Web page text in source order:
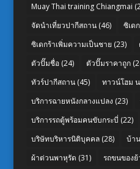
Muay Thai training Chiangmai
จัดนำเที่ยวปากีสถาน(46) ซิเด
ซิเดกร้าเพิ่มความเป็นชาย (23)
ตัวปั๊มชื่อ(24) ตัวปั๊มราคาถูก
ทัวร์ปากีสถาน(45) ทาวน์โฮม
บริการฉายหนังกลางแปลง (23)
บริการรถตู้พร้อมคนขับกระบี่ (22)
บริษัทบริหารนิติบุคคล(28) บ้า
ผ้าต่วนพาหุรัด (31) รถขนของ